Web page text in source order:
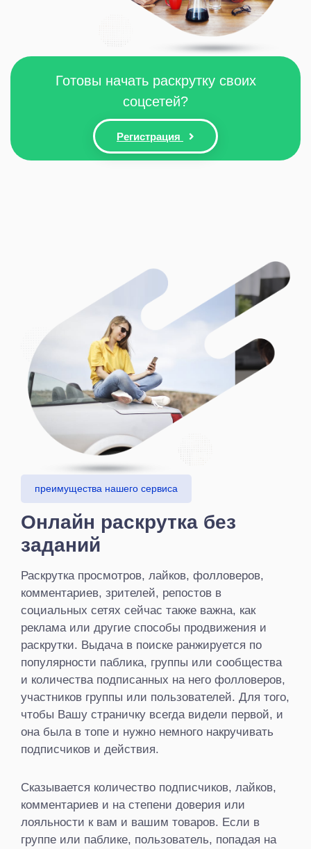
Готовы начать раскрутку своих
соцсетей?
Регистрация
преимущества нашего сервиса
Онлайн раскрутка без
заданий
Раскрутка просмотров, лайков, фолловеров,
комментариев, зрителей, репостов в
социальных сетях сейчас также важна, как
реклама или другие способы продвижения и
раскрутки. Выдача в поиске ранжируется по
популярности паблика, группы или сообщества
и количества подписанных на него фолловеров,
участников группы или пользователей. Для того,
чтобы Вашу страничку всегда видели первой, и
она была в топе и нужно немного накручивать
подписчиков и действия.
Сказывается количество подписчиков, лайков,
комментариев и на степени доверия или
лояльности к вам и вашим товаров. Если в
группе или паблике, пользователь, попадая на